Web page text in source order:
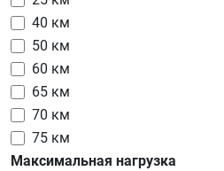
40 км
50 км
60 км
65 км
70 км
75 км
Максимальная нагрузка